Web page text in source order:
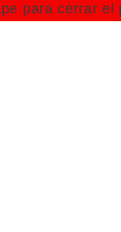
para cerrar el